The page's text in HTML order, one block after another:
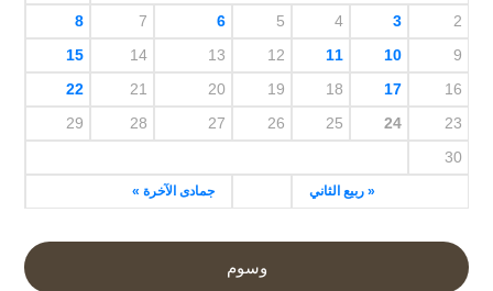
« ربيع الثاني جمادى الآخرة »
2
3
4
5
6
7
8
9
10
11
12
13
14
15
16
17
18
19
20
21
22
23
24
25
26
27
28
29
30
وسوم